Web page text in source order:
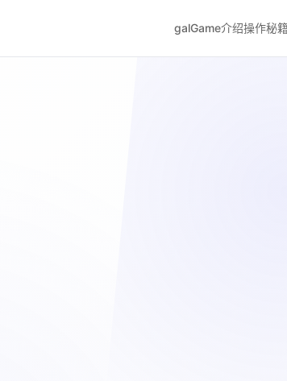
galGame介绍操作秘籍